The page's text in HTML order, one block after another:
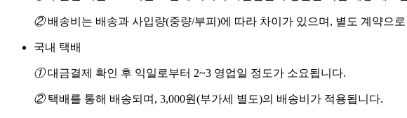
②배송비는 배송과 사입량(중량/부피)에 따라 차이가 있으며, 별도 계약으
국내 택배
①대금결제 확인 후 익일로부터 2~3 영업일 정도가 소요됩니다.
②택배를 통해 배송되며, 3,000원(부가세 별도)의 배송비가 적용됩니다.